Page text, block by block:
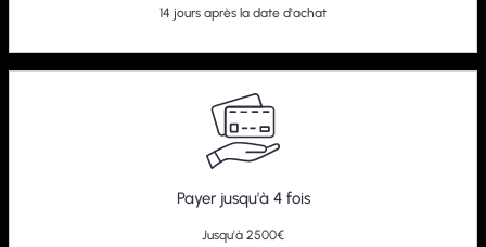
14 jours après la date d'achat
Payer jusqu'à 4 fois
Jusqu'à 2500€